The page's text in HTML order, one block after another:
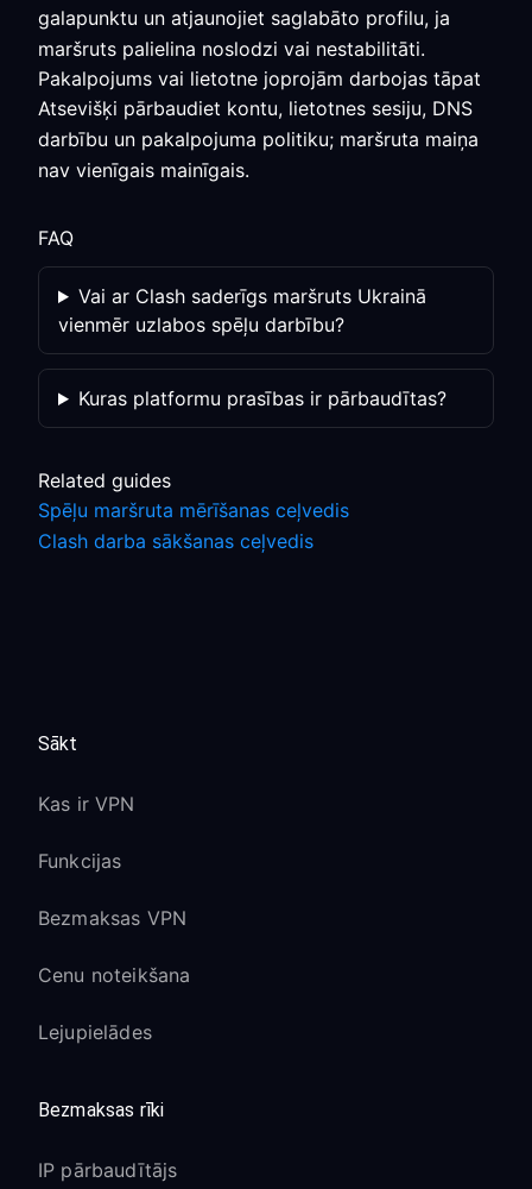
galapunktu un atjaunojiet saglabāto profilu, ja
maršruts palielina noslodzi vai nestabilitāti.
Pakalpojums vai lietotne joprojām darbojas tāpat
Atsevišķi pārbaudiet kontu, lietotnes sesiju, DNS
darbību un pakalpojuma politiku; maršruta maiņa
nav vienīgais mainīgais.
FAQ
Vai ar Clash saderīgs maršruts Ukrainā
vienmēr uzlabos spēļu darbību?
Kuras platformu prasības ir pārbaudītas?
Related guides
Spēļu maršruta mērīšanas ceļvedis
Clash darba sākšanas ceļvedis
Sākt
Kas ir VPN
Funkcijas
Bezmaksas VPN
Cenu noteikšana
Lejupielādes
Bezmaksas rīki
IP pārbaudītājs